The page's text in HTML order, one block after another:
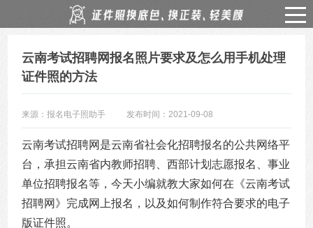
云南考试招聘网报名照片要求及怎么用手机处理
证件照的方法
来源：报名电子照助手 发布时间：2021-09-08
云南考试招聘网是云南省社会化招聘报名的公共网络平
台，承担云南省内教师招聘、西部计划志愿报名、事业
单位招聘报名等，今天小编就教大家如何在《云南考试
招聘网》完成网上报名，以及如何制作符合要求的电子
版证件照。